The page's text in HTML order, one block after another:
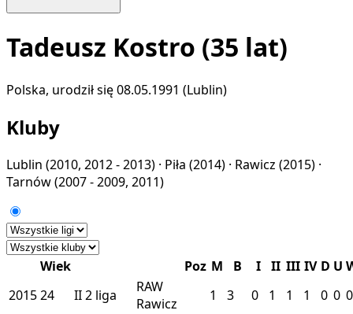
Tadeusz Kostro (35 lat)
Polska, urodził się 08.05.1991 (Lublin)
Kluby
Lublin (2010, 2012 - 2013) · Piła (2014) · Rawicz (2015) ·
Tarnów(2007 - 2009, 2011)
Wiek Poz M B I II III IV D U
201524 II2 liga
RAW
Rawicz
1 3 0 1 1 1 0 0 0